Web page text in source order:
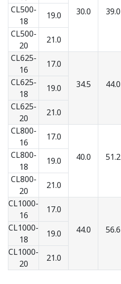
30.0
39.0
CL500-
18
19.0
CL500-
20
21.0
CL625-
16
17.0
34.5
44.0
CL625-
18
19.0
CL625-
20
21.0
CL800-
16
17.0
40.0
51.2
CL800-
18
19.0
CL800-
20
21.0
CL1000-
16
17.0
44.0
56.6
CL1000-
18
19.0
CL1000-
20
21.0